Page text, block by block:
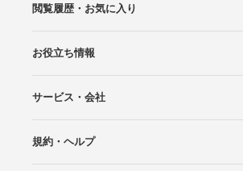
ロケーションから探す
スタジオから探す
閲覧履歴・お気に入り
閲覧スタジオ
お気に入り
お役立ち情報
Wedding Photo マガジン
はじめてガイド
サービス・会社
Photoraitとは
スタジオの掲載について
お問い合わせ
運営会社
サイトマップ
規約・ヘルプ